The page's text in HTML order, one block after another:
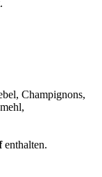
Champignons,
enthalten.